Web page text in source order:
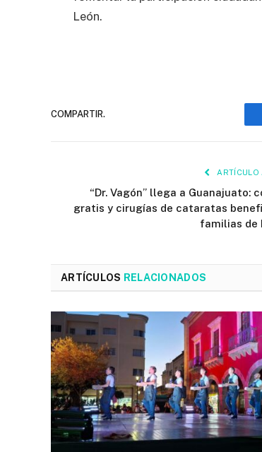
León.
COMPARTIR.
ARTÍCULO
“Dr. Vagón” llega a Guanajuato:
gratis y cirugías de cataratas
familias de
ARTÍCULOS RELACIONADOS